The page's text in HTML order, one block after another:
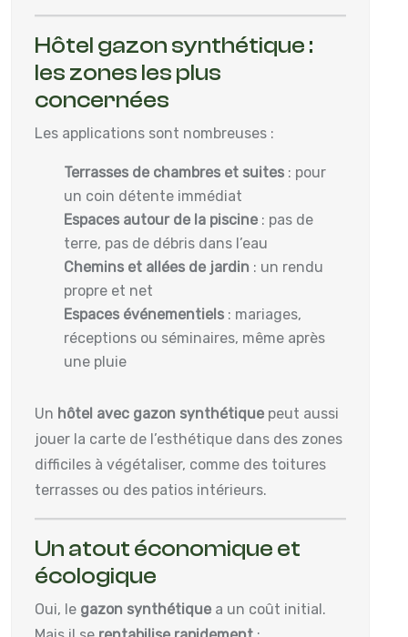
Hôtel gazon synthétique :
les zones les plus
concernées
Les applications sont nombreuses :
Terrasses de chambres et suites : pour
un coin détente immédiat
Espaces autour de la piscine : pas de
terre, pas de débris dans l’eau
Chemins et allées de jardin : un rendu
propre et net
Espaces événementiels : mariages,
réceptions ou séminaires, même après
une pluie
Un hôtel avec gazon synthétique peut aussi
jouer la carte de l’esthétique dans des zones
difficiles à végétaliser, comme des toitures
terrasses ou des patios intérieurs.
Un atout économique et
écologique
Oui, le gazon synthétique a un coût initial.